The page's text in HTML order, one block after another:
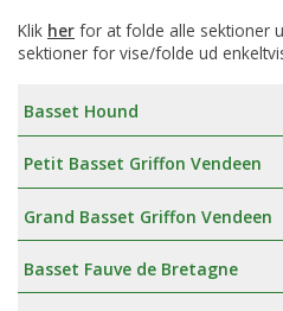
Klik her for at folde alle sektioner
sektioner for vise/folde ud
Basset Hound
Petit Basset Griffon Vendeen
Grand Basset Griffon Vendeen
Basset Fauve de Bretagne